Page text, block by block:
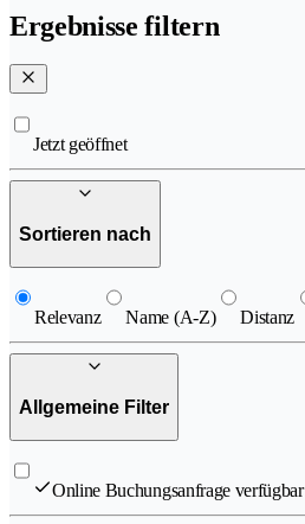
Ergebnisse filtern
Jetzt geöffnet
Sortieren nach
Relevanz Name (A-Z) Distanz
Allgemeine Filter
Online Buchungsanfrage verfügbar